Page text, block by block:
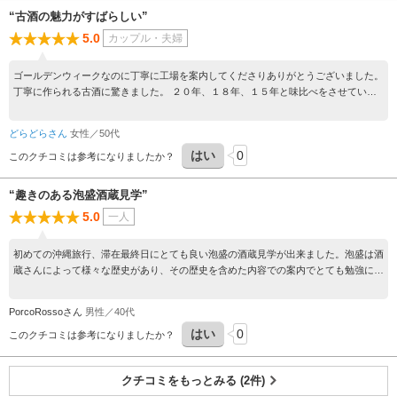
“古酒の魅力がすばらしい”
5.0 カップル・夫婦
ゴールデンウィークなのに丁寧に工場を案内してくださりありがとうございました。
丁寧に作られる古酒に驚きました。 ２０年、１８年、１５年と味比べをさせていた
どらどらさん 女性／50代
このクチコミは参考になりましたか？ はい 0
“趣きのある泡盛酒蔵見学”
5.0 一人
初めての沖縄旅行、滞在最終日にとても良い泡盛の酒蔵見学が出来ました。泡盛は酒
蔵さんによって様々な歴史があり、その歴史を含めた内容での案内でとても勉強にな
PorcoRossoさん 男性／40代
このクチコミは参考になりましたか？ はい 0
クチコミをもっとみる (2件)